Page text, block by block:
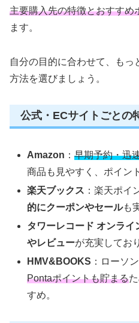
主要購入先の特徴とおすすめ
ます。
自分の目的に合わせて、もっ
方法を選びましょう。
公式・ECサイトごとの
Amazon ：早期予約・迅
商品も見やすく、ポイン
楽天ブックス ：楽天ポイ
的にクーポンやセールも
タワーレコード オンライ
やレビューが充実してお
HMV&BOOKS ：ローソ
Pontaポイントも貯まる
すめ。